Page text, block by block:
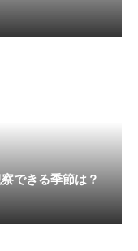
できる季節は？